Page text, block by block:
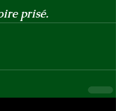
prisé.